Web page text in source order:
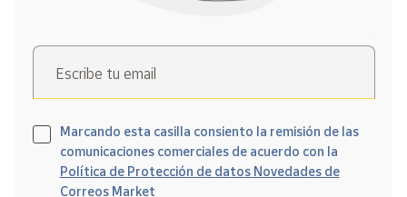
Escribe tu email
Marcando esta casilla consiento la remisión de las
comunicaciones comerciales de acuerdo con la
Política de Protección de datos Novedades de
Correos Market